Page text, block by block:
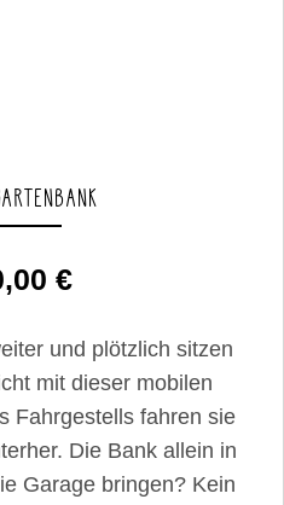
€
und plötzlich sitzen
mit dieser mobilen
Fahrgestells fahren sie
Die Bank allein in
Garage bringen? Kein